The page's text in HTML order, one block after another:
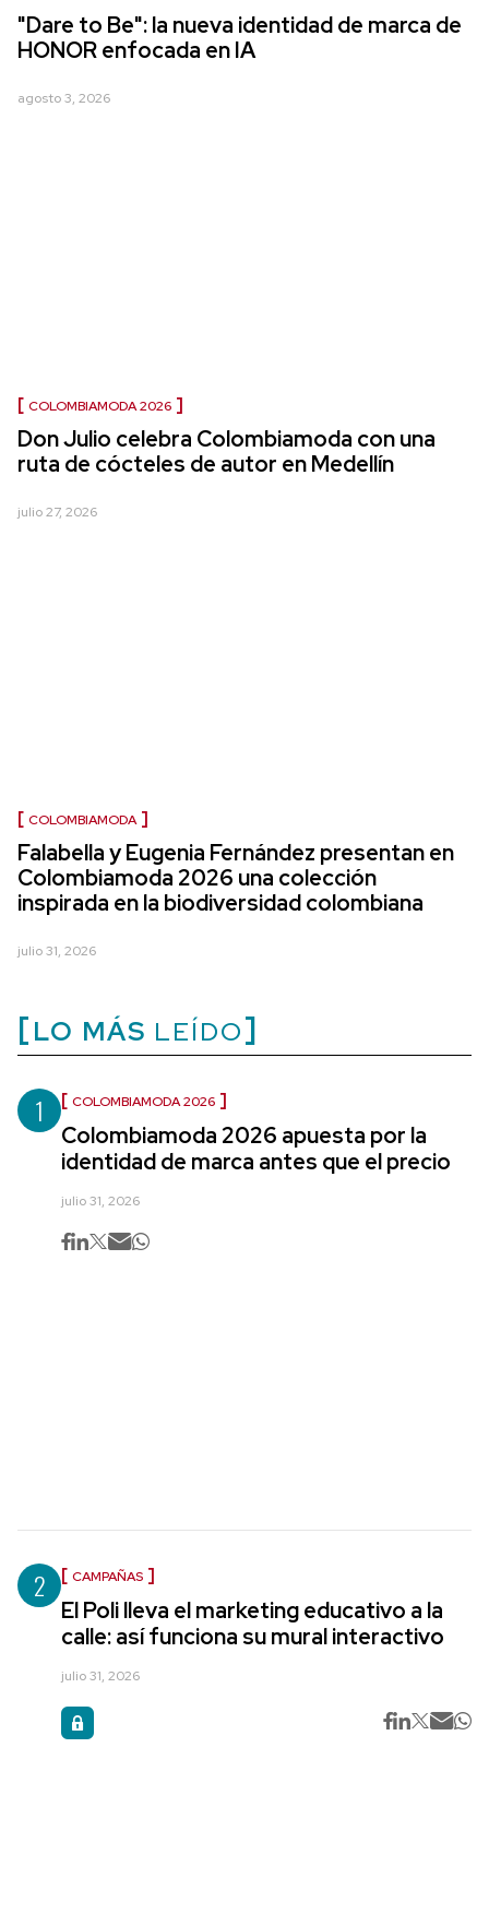
"Dare to Be": la nueva identidad de marca de
HONOR enfocada en IA
agosto 3, 2026
COLOMBIAMODA 2026
Don Julio celebra Colombiamoda con una
ruta de cócteles de autor en Medellín
julio 27, 2026
COLOMBIAMODA
Falabella y Eugenia Fernández presentan en
Colombiamoda 2026 una colección
inspirada en la biodiversidad colombiana
julio 31, 2026
LO MÁS LEÍDO
1 COLOMBIAMODA 2026
Colombiamoda 2026 apuesta por la
identidad de marca antes que el precio
julio 31, 2026
2 CAMPAÑAS
El Poli lleva el marketing educativo a la
calle: así funciona su mural interactivo
julio 31, 2026